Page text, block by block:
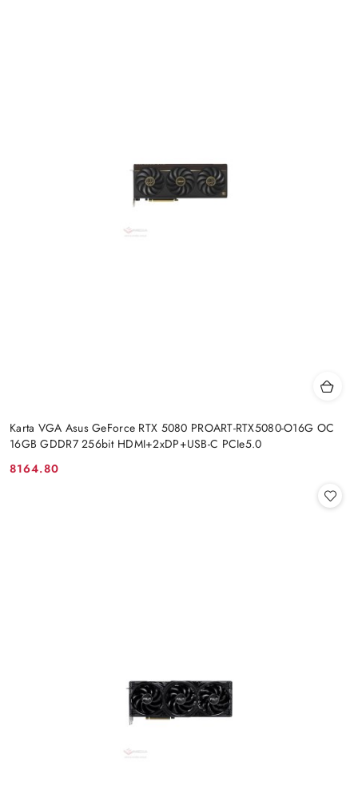
Karta VGA Asus GeForce RTX 5080 PROART-RTX5080-O16G OC
16GB GDDR7 256bit HDMI+2xDP+USB-C PCIe5.0
Cena:
8164.80